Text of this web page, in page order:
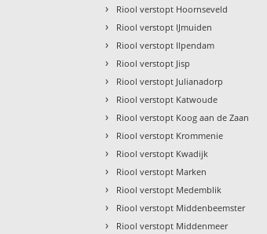
› Riool verstopt Hoornseveld
› Riool verstopt IJmuiden
› Riool verstopt Ilpendam
› Riool verstopt Jisp
› Riool verstopt Julianadorp
› Riool verstopt Katwoude
› Riool verstopt Koog aan de Zaan
› Riool verstopt Krommenie
› Riool verstopt Kwadijk
› Riool verstopt Marken
› Riool verstopt Medemblik
› Riool verstopt Middenbeemster
› Riool verstopt Middenmeer